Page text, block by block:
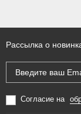
Рассылка о
Согласие на